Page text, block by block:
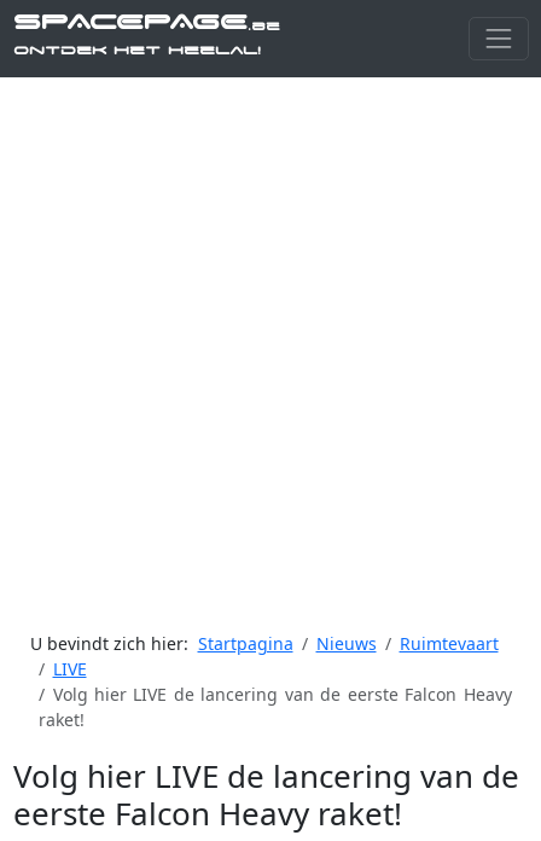
SPACEPAGE.be
Ontdek het heelal!
U bevindt zich hier: Startpagina Nieuws
Ruimtevaart
LIVE
Volg hier LIVE de lancering van de eerste Falcon Heavy
raket!
Volg hier LIVE de lancering van de
eerste Falcon Heavy raket!